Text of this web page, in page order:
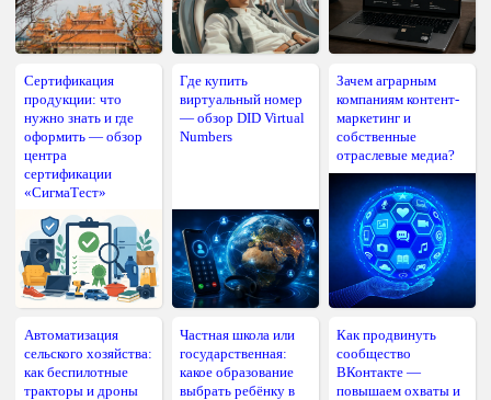
Сертификация
продукции: что
нужно знать и где
оформить — обзор
центра
сертификации
«СигмаТест»
Где купить
виртуальный номер
— обзор DID Virtual
Numbers
Зачем аграрным
компаниям контент-
маркетинг и
собственные
отраслевые медиа?
Автоматизация
сельского хозяйства:
как беспилотные
тракторы и дроны
Частная школа или
государственная:
какое образование
выбрать ребёнку в
Как продвинуть
сообщество
ВКонтакте —
повышаем охваты и